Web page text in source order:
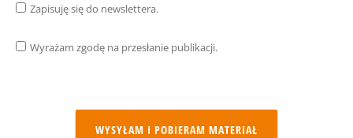
Zapisuję się do newslettera.
Wyrażam zgodę na przesłanie publikacji.
WYSYŁAM I POBIERAM MATERIAŁ